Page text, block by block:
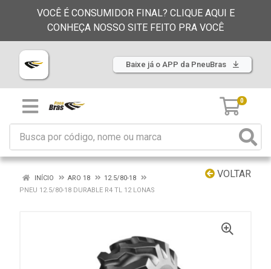
VOCÊ É CONSUMIDOR FINAL? CLIQUE AQUI E
CONHEÇA NOSSO SITE FEITO PRA VOCÊ
Baixe já o APP da PneuBras
0
VOLTAR
INÍCIO ARO 18
12.5/80-18
PNEU 12.5/80-18 DURABLE R4 TL 12 LONAS